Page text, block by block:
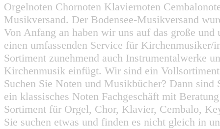
Orgelnoten Chornoten Klaviernoten
Musikversand. Der Bodensee-Musikversand
Von Anfang an haben wir uns auf das große
einen umfassenden Service für
Sortiment zunehmend auch Instrumentalwerke
Kirchenmusik einfügt. Wir sind ein
Suchen Sie Noten und Musikbücher? Dann
ein klassisches Noten Fachgeschäft mit
Sortiment für Orgel, Chor, Klavier, Cembalo,
Sie suchen etwas und finden es nicht gleich in